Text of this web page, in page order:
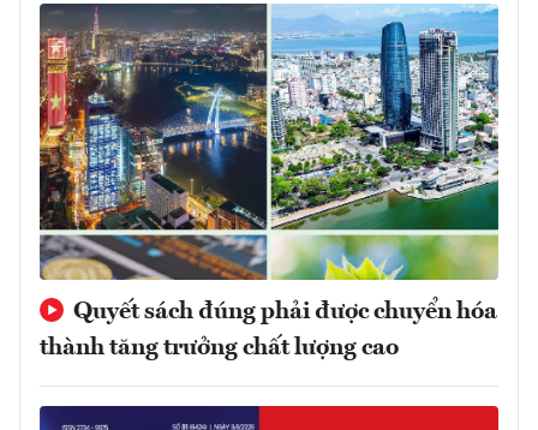
Quyết sách đúng phải được chuyển hóa
thành tăng trưởng chất lượng cao